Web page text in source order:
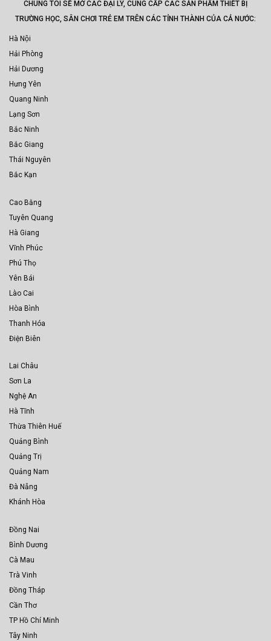
CHÚNG TÔI SẼ MỞ CÁC ĐẠI LÝ, CUNG CẤP CÁC SẢN PHẨM THIẾT BỊ
TRƯỜNG HỌC, SÂN CHƠI TRẺ EM TRÊN CÁC TỈNH THÀNH CỦA CẢ NƯỚC:
Hà Nội
Hải Phòng
Hải Dương
Hưng Yên
Quang Ninh
Lạng Sơn
Bắc Ninh
Bắc Giang
Thái Nguyên
Bắc Kạn
Cao Bằng
Tuyên Quang
Hà Giang
Vĩnh Phúc
Phú Thọ
Yên Bái
Lào Cai
Hòa Bình
Thanh Hóa
Điện Biên
Lai Châu
Sơn La
Nghệ An
Hà Tĩnh
Thừa Thiên Huế
Quảng Bình
Quảng Trị
Quảng Nam
Đà Nẵng
Khánh Hòa
Đồng Nai
Bình Dương
Cà Mau
Trà Vinh
Đồng Tháp
Cần Thơ
TP Hồ Chí Minh
Tây Ninh